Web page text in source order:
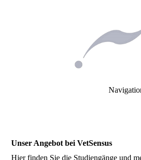
Unser Angebot bei VetSensus
Hier finden Sie die Studiengänge und